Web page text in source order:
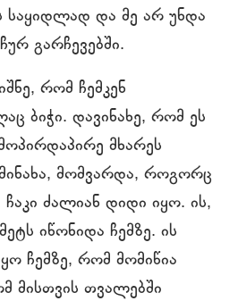
საყიდლად და მე არ უნდა
გარჩევებში.
რომ ჩემკენ
ბიჭი. დავინახე, რომ ეს
მხარეს
მომვარდა, როგორც
ჩაკი ძალიან დიდი იყო. ის,
იწონიდა ჩემზე. ის
ჩემზე, რომ მომიწია
მისთვის თვალებში